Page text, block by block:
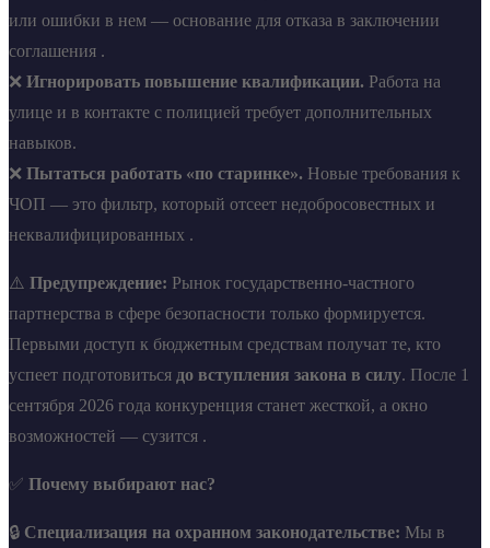
или ошибки в нем — основание для отказа в заключении
соглашения .
❌ Игнорировать повышение квалификации. Работа на
улице и в контакте с полицией требует дополнительных
навыков.
❌ Пытаться работать «по старинке». Новые требования к
ЧОП — это фильтр, который отсеет недобросовестных и
неквалифицированных .
⚠️ Предупреждение: Рынок государственно-частного
партнерства в сфере безопасности только формируется.
Первыми доступ к бюджетным средствам получат те, кто
успеет подготовиться до вступления закона в силу. После 1
сентября 2026 года конкуренция станет жесткой, а окно
возможностей — сузится .
✅ Почему выбирают нас?
🔒 Специализация на охранном законодательстве: Мы в